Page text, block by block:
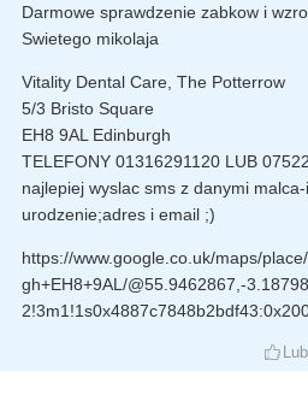
Darmowe sprawdzenie zabkow i
Swietego mikolaja
Vitality Dental Care, The Potterrow
5/3 Bristo Square
EH8 9AL Edinburgh
TELEFONY 01316291120 LUB
najlepiej wyslac sms z danymi
urodzenie;adres i email ;)
https://www.google.co.uk/maps/
gh+EH8+9AL/@55.9462867,-